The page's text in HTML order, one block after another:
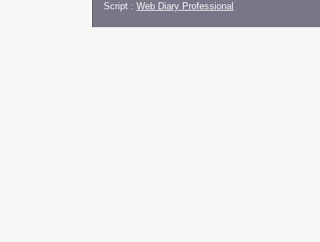
Script : Web Diary Professional